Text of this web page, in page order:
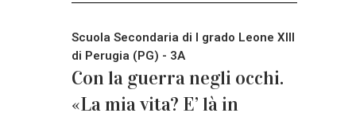
Scuola Secondaria di I grado Leone XIII
di Perugia (PG) - 3A
Con la guerra negli occhi.
«La mia vita? E’ là in